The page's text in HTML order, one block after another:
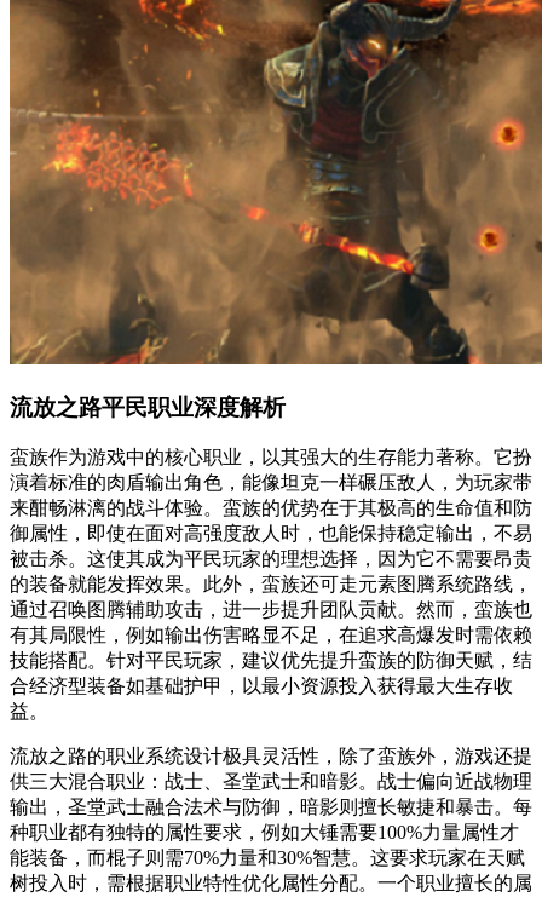
流放之路平民职业深度解析
蛮族作为游戏中的核心职业，以其强大的生存能力著称。它扮
演着标准的肉盾输出角色，能像坦克一样碾压敌人，为玩家带
来酣畅淋漓的战斗体验。蛮族的优势在于其极高的生命值和防
御属性，即使在面对高强度敌人时，也能保持稳定输出，不易
被击杀。这使其成为平民玩家的理想选择，因为它不需要昂贵
的装备就能发挥效果。此外，蛮族还可走元素图腾系统路线，
通过召唤图腾辅助攻击，进一步提升团队贡献。然而，蛮族也
有其局限性，例如输出伤害略显不足，在追求高爆发时需依赖
技能搭配。针对平民玩家，建议优先提升蛮族的防御天赋，结
合经济型装备如基础护甲，以最小资源投入获得最大生存收
益。
流放之路的职业系统设计极具灵活性，除了蛮族外，游戏还提
供三大混合职业：战士、圣堂武士和暗影。战士偏向近战物理
输出，圣堂武士融合法术与防御，暗影则擅长敏捷和暴击。每
种职业都有独特的属性要求，例如大锤需要100%力量属性才
能装备，而棍子则需70%力量和30%智慧。这要求玩家在天赋
树投入时，需根据职业特性优化属性分配。一个职业擅长的属